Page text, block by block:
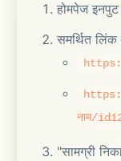
होमपेज
समर्थित लिंक
नाम/
"सामग्री